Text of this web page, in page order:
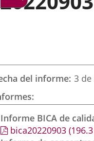
del informe 3
Informe BICA de
bica20220903 (196.3